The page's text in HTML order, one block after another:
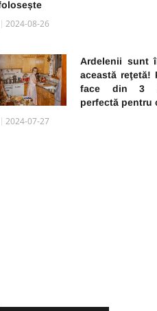
2024-08-26
Ardelenii sunt
această reţetă!
face din 3
perfectă pentru
2024-07-27